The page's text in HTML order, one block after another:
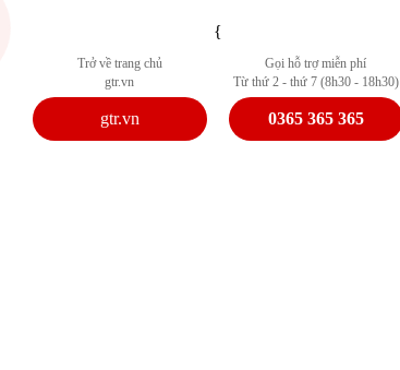
{
Trở về trang chủ
gtr.vn
gtr.vn
Gọi hỗ trợ miễn phí
Từ thứ 2 - thứ 7 (8h30 - 18h30)
0365 365 365